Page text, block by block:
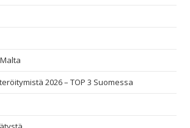
2026 – TOP 3 Suomessa